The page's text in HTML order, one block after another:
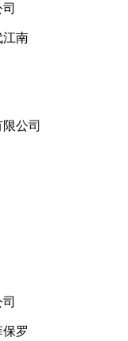
江南
公司
罗